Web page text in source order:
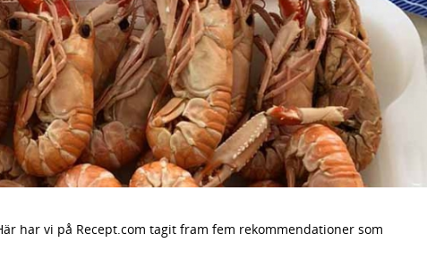
har vi på Recept.com tagit fram fem rekommendationer som